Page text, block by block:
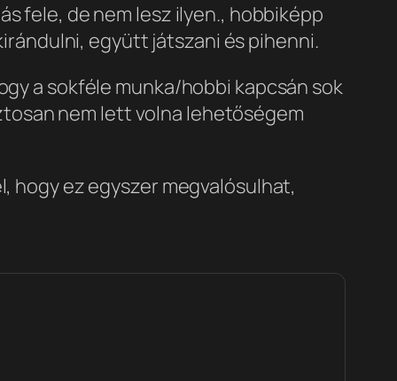
fele, de nem lesz ilyen., hobbiképp
együtt játszani és pihenni.
a sokféle munka/hobbi kapcsán sok
nem lett volna lehetőségem
hogy ez egyszer megvalósulhat,